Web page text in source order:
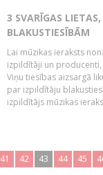
3 SVARĪGAS
BLAKUSTIESĪBĀM
Lai mūzikas ieraksts
izpildītāji un
Viņu tiesības aizsargā
par izpildītāju
izpildītājs mūzikas
41 42 43 44 45